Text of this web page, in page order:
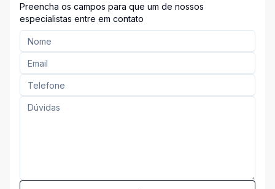
Preencha os campos para que um de nossos
especialistas entre em contato